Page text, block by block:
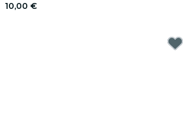
10,00 €